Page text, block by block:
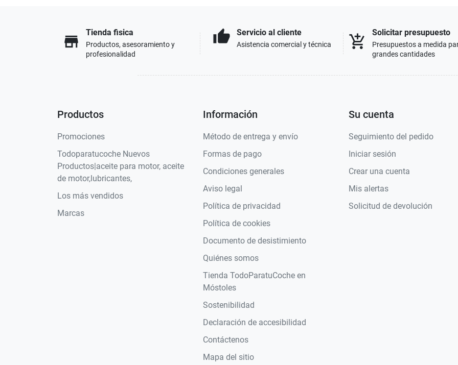
store
Tienda fisica
Productos, asesoramiento y
profesionalidad
thumb_up Servicio al cliente
Asistencia comercial y técnica add_shopping_cart
Solicitar presupuesto
Presupuestos a medida
grandes cantidades
Productos
Promociones
Todoparatucoche Nuevos
Productos|aceite para motor, aceite
de motor,lubricantes,
Los más vendidos
Marcas
Información
Método de entrega y envío
Formas de pago
Condiciones generales
Aviso legal
Política de privacidad
Política de cookies
Documento de desistimiento
Quiénes somos
Tienda TodoParatuCoche en
Móstoles
Sostenibilidad
Declaración de accesibilidad
Contáctenos
Mapa del sitio
Su cuenta
Seguimiento del pedido
Iniciar sesión
Crear una cuenta
Mis alertas
Solicitud de devolución